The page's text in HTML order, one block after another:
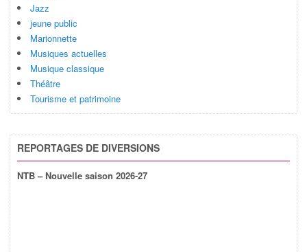
Jazz
jeune public
Marionnette
Musiques actuelles
Musique classique
Théâtre
Tourisme et patrimoine
REPORTAGES DE DIVERSIONS
NTB – Nouvelle saison 2026-27